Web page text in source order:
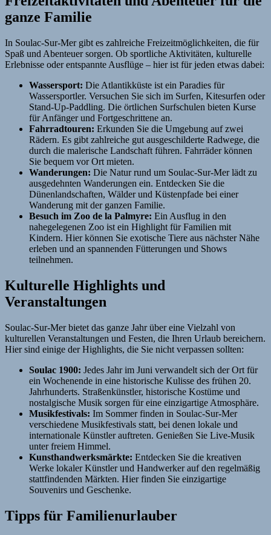
ganze Familie
In Soulac-Sur-Mer gibt es zahlreiche Freizeitmöglichkeiten, die für
Spaß und Abenteuer sorgen. Ob sportliche Aktivitäten, kulturelle
Erlebnisse oder entspannte Ausflüge – hier ist für jeden etwas dabei:
Wassersport: Die Atlantikküste ist ein Paradies für
Wassersportler. Versuchen Sie sich im Surfen, Kitesurfen oder
Stand-Up-Paddling. Die örtlichen Surfschulen bieten Kurse
für Anfänger und Fortgeschrittene an.
Fahrradtouren: Erkunden Sie die Umgebung auf zwei
Rädern. Es gibt zahlreiche gut ausgeschilderte Radwege, die
durch die malerische Landschaft führen. Fahrräder können
Sie bequem vor Ort mieten.
Wanderungen: Die Natur rund um Soulac-Sur-Mer lädt zu
ausgedehnten Wanderungen ein. Entdecken Sie die
Dünenlandschaften, Wälder und Küstenpfade bei einer
Wanderung mit der ganzen Familie.
Besuch im Zoo de la Palmyre: Ein Ausflug in den
nahegelegenen Zoo ist ein Highlight für Familien mit
Kindern. Hier können Sie exotische Tiere aus nächster Nähe
erleben und an spannenden Fütterungen und Shows
teilnehmen.
Kulturelle Highlights und
Veranstaltungen
Soulac-Sur-Mer bietet das ganze Jahr über eine Vielzahl von
kulturellen Veranstaltungen und Festen, die Ihren Urlaub bereichern.
Hier sind einige der Highlights, die Sie nicht verpassen sollten:
Soulac 1900: Jedes Jahr im Juni verwandelt sich der Ort für
ein Wochenende in eine historische Kulisse des frühen 20.
Jahrhunderts. Straßenkünstler, historische Kostüme und
nostalgische Musik sorgen für eine einzigartige Atmosphäre.
Musikfestivals: Im Sommer finden in Soulac-Sur-Mer
verschiedene Musikfestivals statt, bei denen lokale und
internationale Künstler auftreten. Genießen Sie Live-Musik
unter freiem Himmel.
Kunsthandwerksmärkte: Entdecken Sie die kreativen
Werke lokaler Künstler und Handwerker auf den regelmäßig
stattfindenden Märkten. Hier finden Sie einzigartige
Souvenirs und Geschenke.
Tipps für Familienurlauber